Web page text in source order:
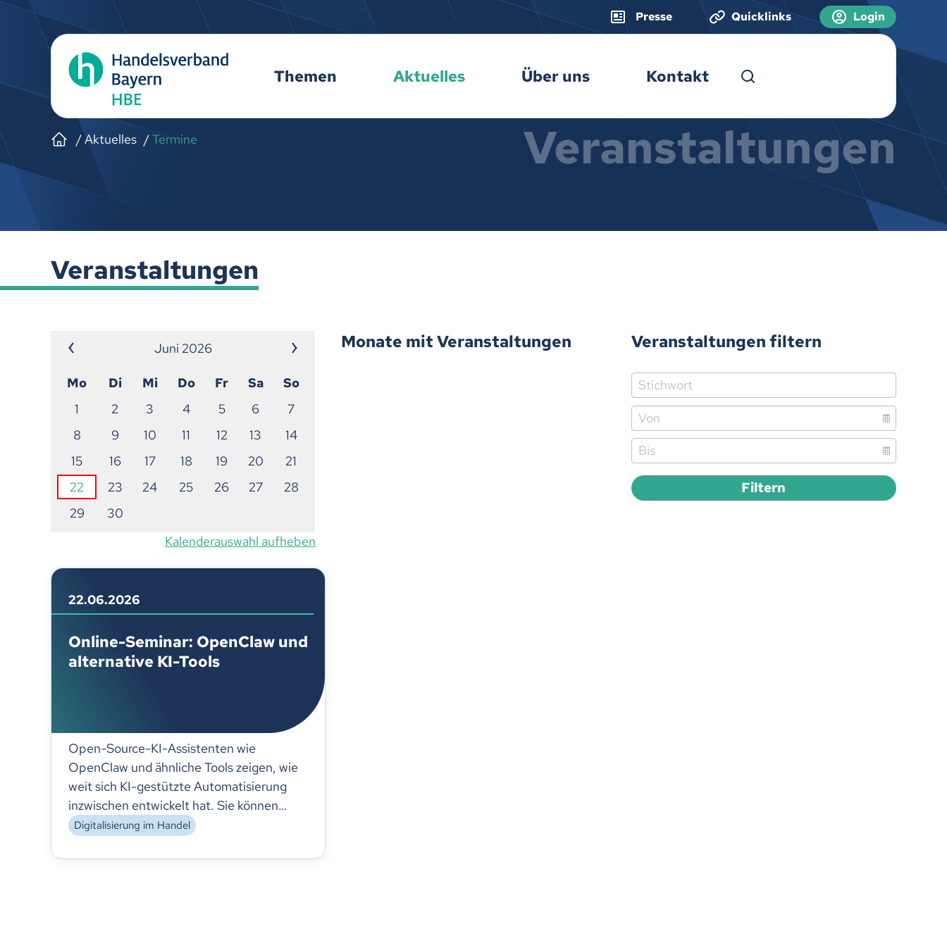
Presse Quicklinks Login
Themen Aktuelles Über uns Kontakt
Aktuelles Termine Veranstaltungen
Veranstaltungen
Juni 2026
Mo Di Mi Do Fr Sa
So
1
2 3 4 5 6
7
8
9 10 11 12 13
14
15
16 17 18 19 20
21
22
23 24 25 26 27
28
29
30
Kalenderauswahl aufheben
Monate mit Veranstaltungen Veranstaltungen filtern
Filtern
22.06.2026
Online-Seminar: OpenClaw und
alternative KI-Tools
Open-Source-KI-Assistenten wie
OpenClaw und ähnliche Tools zeigen, wie
weit sich KI-gestützte Automatisierung
inzwischen entwickelt hat. Sie können
Informationen recherchieren, Aufgaben
bereitstellen. Gleichzeitig wirft ihr Einsatz
Digitalisierung im Handel